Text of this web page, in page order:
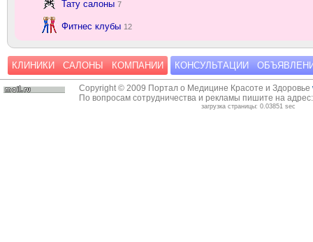
Тату салоны 7
Фитнес клубы 12
КЛИНИКИ САЛОНЫ КОМПАНИИ КОНСУЛЬТАЦИИ
Copyright © 2009 Портал о Медицине Красоте и Здоровье
По вопросам сотрудничества и рекламы пишите на
загрузка страницы: 0.03851 sec